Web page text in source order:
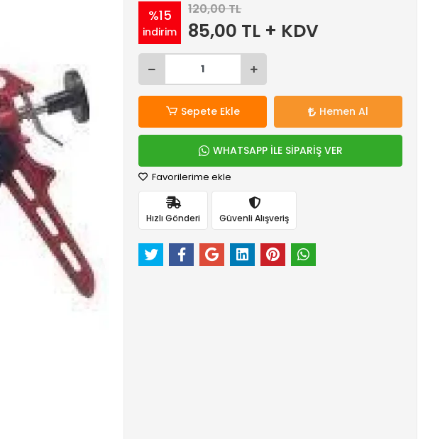
%15
indirim
120,00 TL
85,00 TL + KDV
Sepete Ekle Hemen Al
WHATSAPP İLE SİPARİŞ VER
Favorilerime ekle
Hızlı Gönderi Güvenli Alışveriş